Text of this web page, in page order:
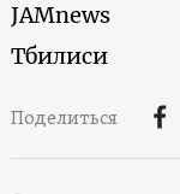
JAMnews
Тбилиси
Поделиться